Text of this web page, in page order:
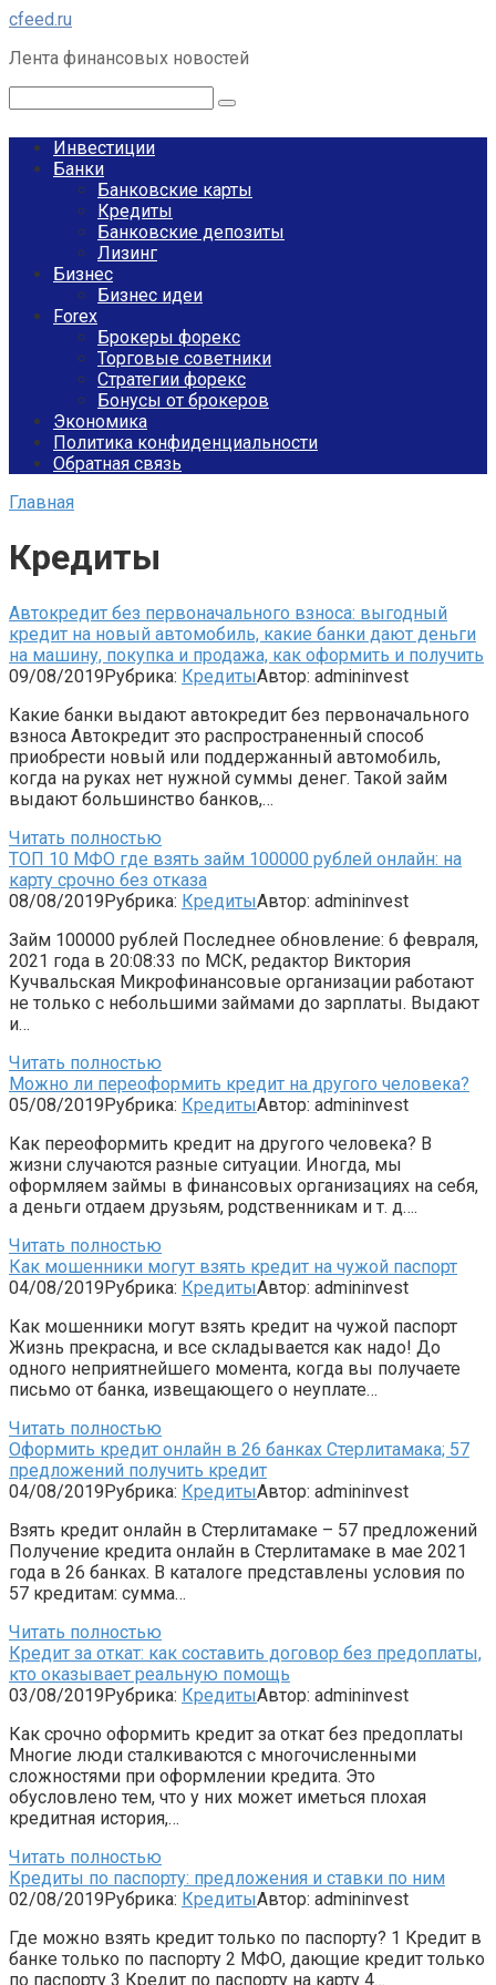
Перейти
контенту
cfeed.ru
Лента финансовых новостей
Инвестиции
Банки
Банковские карты
Кредиты
Банковские депозиты
Лизинг
Бизнес
Бизнес идеи
Forex
Брокеры форекс
Торговые советники
Стратегии форекс
Бонусы от брокеров
Экономика
Политика конфиденциальности
Обратная связь
Главная
Кредиты
Автокредит без первоначального взноса: выгодный
кредит на новый автомобиль, какие банки дают деньги
на машину, покупка и продажа, как оформить и получить
09/08/2019Рубрика: КредитыАвтор: admininvest
Какие банки выдают автокредит без первоначального
взноса Автокредит это распространенный способ
приобрести новый или поддержанный автомобиль,
когда на руках нет нужной суммы денег. Такой займ
выдают большинство банков,…
Читать полностью
ТОП 10 МФО где взять займ 100000 рублей онлайн: на
карту срочно без отказа
08/08/2019Рубрика: КредитыАвтор: admininvest
Займ 100000 рублей Последнее обновление: 6 февраля,
2021 года в 20:08:33 по МСК, редактор Виктория
Кучвальская Микрофинансовые организации работают
не только с небольшими займами до зарплаты. Выдают
и…
Читать полностью
Можно ли переоформить кредит на другого человека?
05/08/2019Рубрика: КредитыАвтор: admininvest
Как переоформить кредит на другого человека? В
жизни случаются разные ситуации. Иногда, мы
оформляем займы в финансовых организациях на себя,
а деньги отдаем друзьям, родственникам и т. д….
Читать полностью
Как мошенники могут взять кредит на чужой паспорт
04/08/2019Рубрика: КредитыАвтор: admininvest
Как мошенники могут взять кредит на чужой паспорт
Жизнь прекрасна, и все складывается как надо! До
одного неприятнейшего момента, когда вы получаете
письмо от банка, извещающего о неуплате…
Читать полностью
Оформить кредит онлайн в 26 банках Стерлитамака; 57
предложений получить кредит
04/08/2019Рубрика: КредитыАвтор: admininvest
Взять кредит онлайн в Стерлитамаке – 57 предложений
Получение кредита онлайн в Стерлитамаке в мае 2021
года в 26 банках. В каталоге представлены условия по
57 кредитам: сумма…
Читать полностью
Кредит за откат: как составить договор без предоплаты,
кто оказывает реальную помощь
03/08/2019Рубрика: КредитыАвтор: admininvest
Как срочно оформить кредит за откат без предоплаты
Многие люди сталкиваются с многочисленными
сложностями при оформлении кредита. Это
обусловлено тем, что у них может иметься плохая
кредитная история,…
Читать полностью
Кредиты по паспорту: предложения и ставки по ним
02/08/2019Рубрика: КредитыАвтор: admininvest
Где можно взять кредит только по паспорту? 1 Кредит в
банке только по паспорту 2 МФО, дающие кредит только
по паспорту 3 Кредит по паспорту на карту 4…